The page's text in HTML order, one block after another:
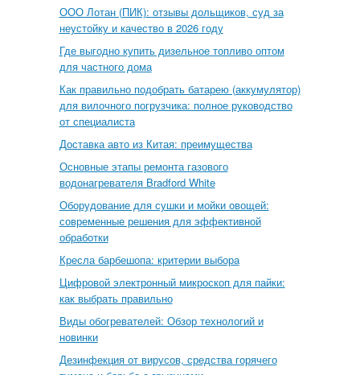
ООО Лотан (ПИК): отзывы дольщиков, суд за
неустойку и качество в 2026 году
Где выгодно купить дизельное топливо оптом
для частного дома
Как правильно подобрать батарею (аккумулятор)
для вилочного погрузчика: полное руководство
от специалиста
Доставка авто из Китая: преимущества
Основные этапы ремонта газового
водонагревателя Bradford White
Оборудование для сушки и мойки овощей:
современные решения для эффективной
обработки
Кресла барбешопа: критерии выбора
Цифровой электронный микроскоп для пайки:
как выбрать правильно
Виды обогревателей: Обзор технологий и
новинки
Дезинфекция от вирусов, средства горячего